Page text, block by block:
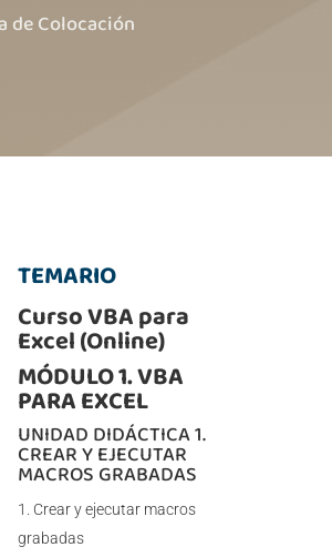
de Colocación
TEMARIO
Curso VBA para
Excel (Online)
MÓDULO 1. VBA
PARA EXCEL
UNIDAD DIDÁCTICA 1.
CREAR Y EJECUTAR
MACROS GRABADAS
Crear y ejecutar macros
grabadas